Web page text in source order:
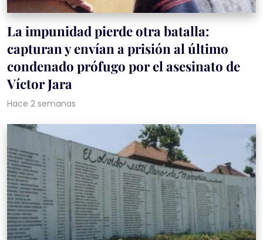
La impunidad pierde otra batalla:
capturan y envían a prisión al último
condenado prófugo por el asesinato de
Víctor Jara
Hace 2 semanas